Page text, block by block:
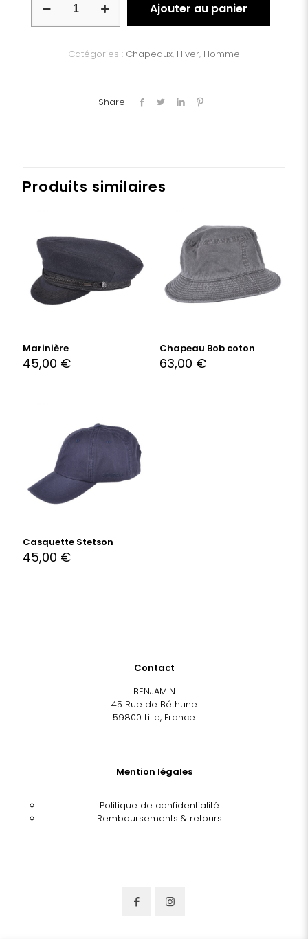
Chapeau
Ajouter au panier
Catégories : Chapeaux, Hiver, Homme
Share
Produits similaires
Marinière
45,00 €
Chapeau Bob coton
63,00 €
Casquette Stetson
45,00 €
Contact
BENJAMIN
45 Rue de Béthune
59800 Lille, France
Mention légales
Politique de confidentialité
Remboursements & retours